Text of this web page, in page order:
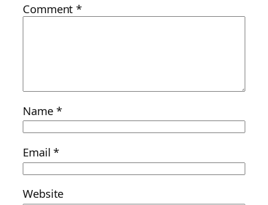
Comment*
Name *
Email*
Website